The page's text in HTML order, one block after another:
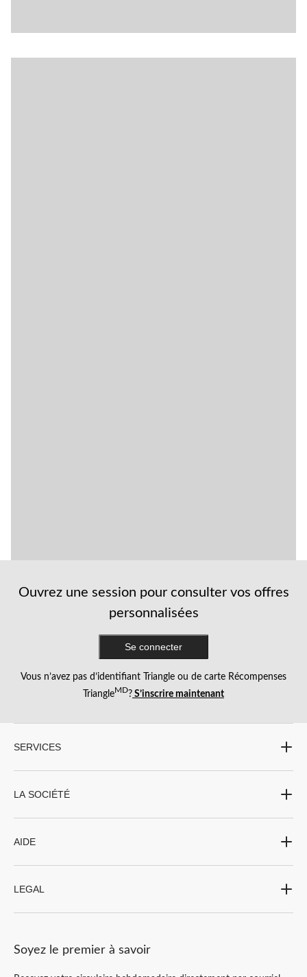
Ouvrez une session pour consulter vos offres
personnalisées
Se connecter
Vous n’avez pas d’identifiant Triangle ou de carte Récompenses
TriangleMD? S’inscrire maintenant
SERVICES
LA SOCIÉTÉ
AIDE
LEGAL
Soyez le premier à savoir